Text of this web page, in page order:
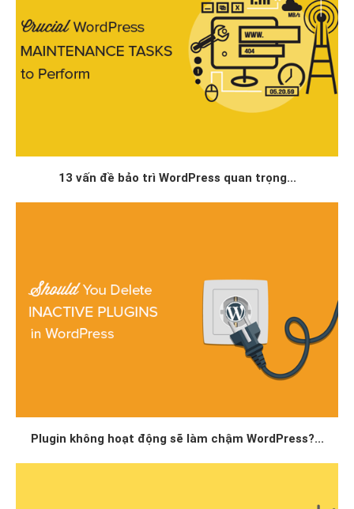
13 vấn đề bảo trì WordPress quan trọng...
Plugin không hoạt động sẽ làm chậm WordPress?...